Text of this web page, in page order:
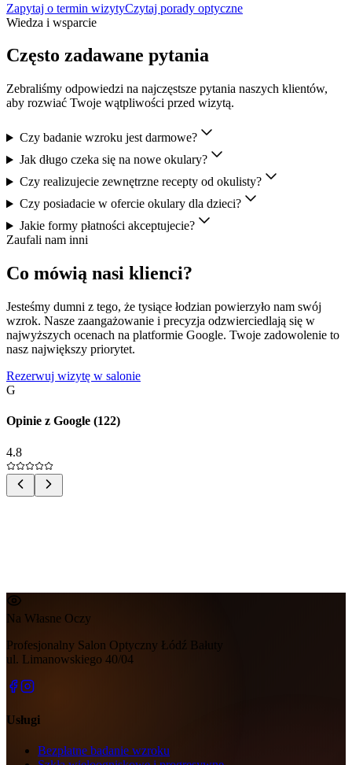
Zapytaj o termin wizytyCzytaj porady optyczne
Wiedza i wsparcie
Często zadawane pytania
Zebraliśmy odpowiedzi na najczęstsze pytania naszych klientów,
aby rozwiać Twoje wątpliwości przed wizytą.
Czy badanie wzroku jest darmowe?
Jak długo czeka się na nowe okulary?
Czy realizujecie zewnętrzne recepty od okulisty?
Czy posiadacie w ofercie okulary dla dzieci?
Jakie formy płatności akceptujecie?
Zaufali nam inni
Co mówią nasi klienci?
Jesteśmy dumni z tego, że tysiące łodzian powierzyło nam swój
wzrok. Nasze zaangażowanie i precyzja odzwierciedlają się w
najwyższych ocenach na platformie Google. Twoje zadowolenie to
nasz największy priorytet.
Rezerwuj wizytę w salonie
G
Opinie z Google (122)
4.8
Na Własne Oczy
Profesjonalny Salon Optyczny Łódź Bałuty
ul. Limanowskiego 40/04
Usługi
Bezpłatne badanie wzroku